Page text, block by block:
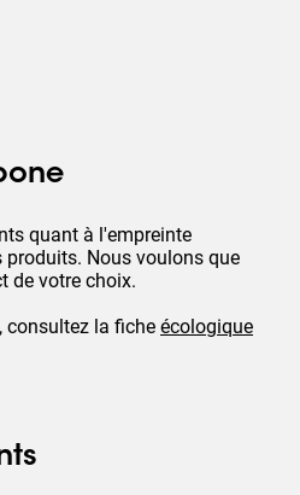
quant à l'empreinte
Nous voulons que
de votre choix.
consultez la fiche écologique